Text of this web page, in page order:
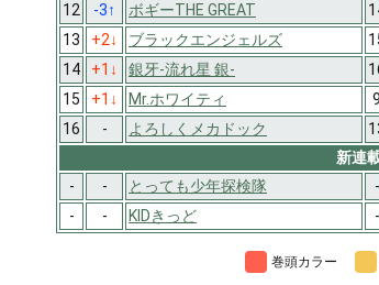
12
-3↑ ボギーTHE GREAT
13
+2↓ ブラックエンジェルズ
14
+1 ↓ 銀牙-流れ星 銀-
15
+1 ↓ Mr.ホワイティ 9
16
- よろしくメカドック
新連
-
- とっても少年探検隊 -
-
- KIDきっど -
巻頭カラー